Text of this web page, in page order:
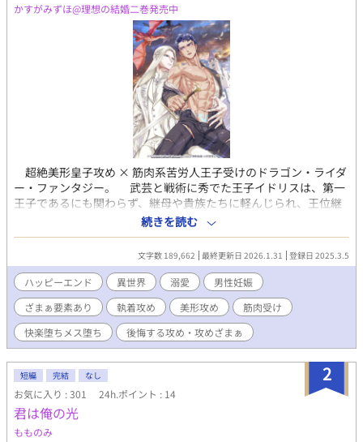
かすがみずほ@理想の結婚二巻発売中
超絶美形皇子攻め × 筋肉系苦労人王子受けのドラゴン・ライダ
ー・ファンタジー。 武芸と戦術に秀でた王子イドリスは、第一
王子であるにも関わらず、継母や貴族たちに軽んじられ、王位継
承も危ぶまれていた。 そんな最中に起きた戦争で、王子は祖国
を守るために命を賭して戦うが、味方の援軍は来ず、孤立無援に
陥る。 必死の抵抗も虚しく、王子は紅いドラゴンを自在に操る
美形の敵国の皇子に拉致された。 死を覚悟するイドリスに、何
故か皇子は結婚（子作り）を求めてきて――。 ムーンライトノベ
ルズ（完結済）からの転載です。 表紙イラストレーター・valero
様。 https://potofu.me/qlaval 【攻】皇子 美人攻め 鬼畜攻
め 執着 嫉妬 ヤンデレ ドS攻 溺愛 後悔する攻 【受】王
子 筋肉受け 強気 発情 ツンデレ 男前 雄っぱい 童貞
向】 初恋 バトル バディ 冒険 謎解き エロ 切ない 両片
思い ざまあ 攻ざまぁ 記憶喪失 求婚 結婚
続きを読む
文字数 189,662 最終更新日 2026.1.31 登録日 2025.3.5
ハッピーエンド 異世界 溺愛
男性妊娠
ざまぁ要素あり
執着攻め 美形攻め
筋肉受け
快楽堕ちメス堕ち
後悔する攻め・攻めざまぁ
2
短編 完結 なし
お気に入り : 301 24h.ポイント : 14
君は俺の光
もものみ